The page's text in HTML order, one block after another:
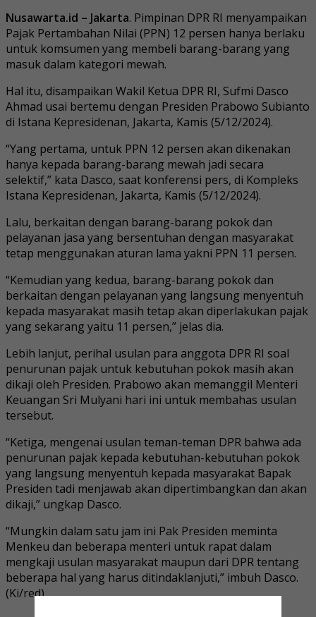
Nusawarta.id – Jakarta. Pimpinan DPR RI menyampaikan
Pajak Pertambahan Nilai (PPN) 12 persen hanya berlaku
untuk komsumen yang membeli barang-barang yang
masuk dalam kategori mewah.
Hal itu, disampaikan Wakil Ketua DPR RI, Sufmi Dasco
Ahmad usai bertemu dengan Presiden Prabowo Subianto
di Istana Kepresidenan, Jakarta, Kamis (5/12/2024).
“Yang pertama, untuk PPN 12 persen akan dikenakan
hanya kepada barang-barang mewah jadi secara
selektif,” kata Dasco, saat konferensi pers, di Kompleks
Istana Kepresidenan, Jakarta, Kamis (5/12/2024).
Lalu, berkaitan dengan barang-barang pokok dan
pelayanan jasa yang bersentuhan dengan masyarakat
tetap menggunakan aturan lama yakni PPN 11 persen.
“Kemudian yang kedua, barang-barang pokok dan
berkaitan dengan pelayanan yang langsung menyentuh
kepada masyarakat masih tetap akan diperlakukan pajak
yang sekarang yaitu 11 persen,” jelas dia.
Lebih lanjut, perihal usulan para anggota DPR RI soal
penurunan pajak untuk kebutuhan pokok masih akan
dikaji oleh Presiden. Prabowo akan memanggil Menteri
Keuangan Sri Mulyani hari ini untuk membahas usulan
tersebut.
“Ketiga, mengenai usulan teman-teman DPR bahwa ada
penurunan pajak kepada kebutuhan-kebutuhan pokok
yang langsung menyentuh kepada masyarakat Bapak
Presiden tadi menjawab akan dipertimbangkan dan akan
dikaji,” ungkap Dasco.
“Mungkin dalam satu jam ini Pak Presiden meminta
Menkeu dan beberapa menteri untuk rapat dalam
mengkaji usulan masyarakat maupun dari DPR tentang
beberapa hal yang harus ditindaklanjuti,” imbuh Dasco.
(Ki/red)